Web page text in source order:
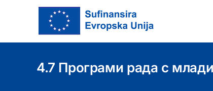
4.7 Програми рада с